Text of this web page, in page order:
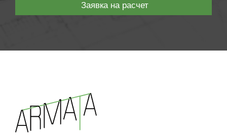
Заявка на расчет